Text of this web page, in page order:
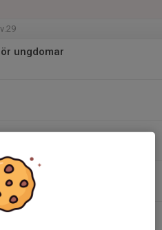
v.29
ungdomar
Veteraner